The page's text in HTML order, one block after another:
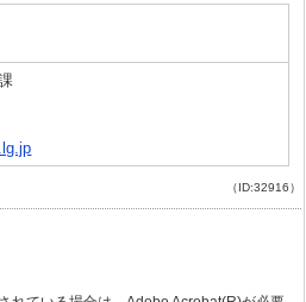
（ID:32916）